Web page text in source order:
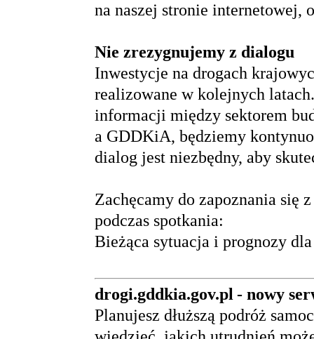
na naszej stronie internetowej,
Nie zrezygnujemy z dialogu
Inwestycje na drogach
realizowane w kolejnych
informacji między sektorem
a GDDKiA, będziemy
dialog jest niezbędny, aby
Zachęcamy do zapoznania się
podczas spotkania:
Bieżąca sytuacja i prognozy
drogi.gddkia.gov.pl - nowy
Planujesz dłuższą podróż